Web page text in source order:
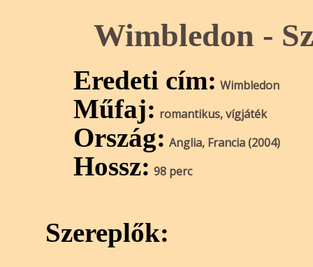
Wimbledon -
Eredeti cím: Wimbledon
Műfaj: romantikus, vígjáték
Ország: Anglia, Francia (2004)
Hossz: 98 perc
Szereplők: